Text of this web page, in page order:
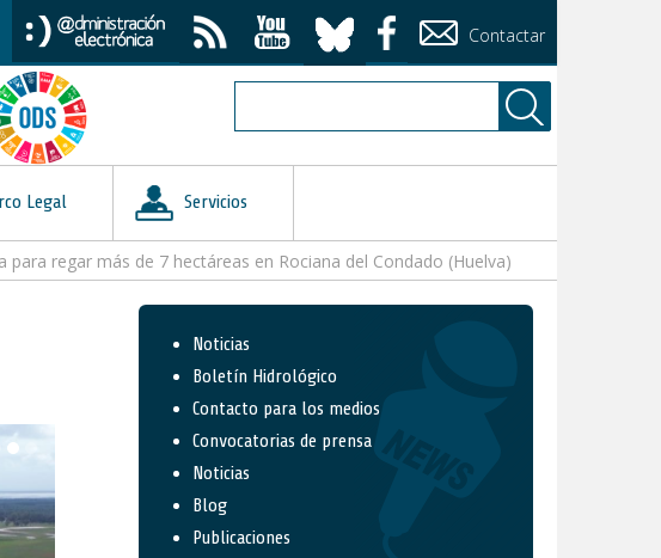
Contactar
Legal Servicios
regar más de 7 hectáreas en Rociana del Condado (Huelva)
Noticias
Boletín Hidrológico
Contacto para los medios
Convocatorias de prensa
Noticias
Blog
Publicaciones